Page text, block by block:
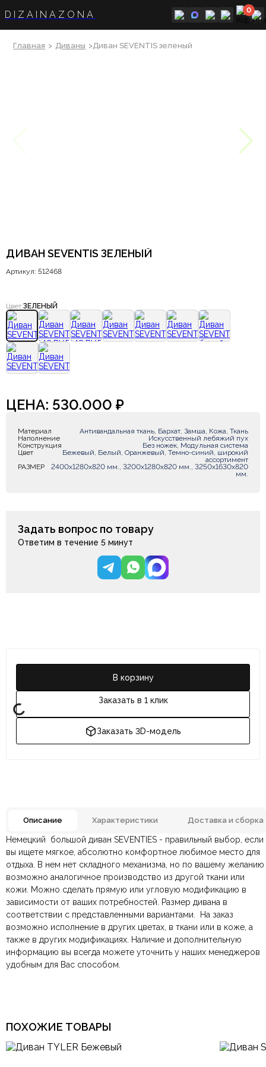
DIZAINAZONA 0
Главная > Диваны >Диван SEVENTIS зеленый
ДИВАН SEVENTIS ЗЕЛЕНЫЙ
Артикул: 512468
Цвет:ЗЕЛЕНЫЙ
В корзину
Заказать в 1 клик
Заказать 3D-модель
ЦЕНА: 530.000 ₽
Материал
Антивандальная ткань, Бархат, Замша, Кожа, Ткань
Наполнение
Искусственный лебяжий пух
Конструкция
Без ножек, Модульная система
Цвет
Бежевый, Белый, Оранжевый, Темно-синий, широкий
ассортимент
РАЗМЕР
2400x1280x820 мм., 3200x1280x820 мм., 3250x1630x820
мм.
Задать вопрос по товару
Ответим в течение 5 минут
Описание Характеристики Доставка и сборка
Немецкий большой диван SEVENTIES - правильный выбор, если
вы ищете мягкое, абсолютно комфортное любимое место для
отдыха.
В нем нет складного механизма, но по вашему желанию
возможно аналогичное производство из другой ткани или
кожи. Можно сделать прямую или угловую модификацию в
зависимости от ваших потребностей. Размер дивана в
соответствии с представленными вариантами.
На заказ
возможно исполнение в других цветах, в ткани или в коже, а
также в других модификациях. Наличие и дополнительную
информацию вы всегда можете уточнить у наших менеджеров
удобным для Вас способом.
Материал
Антивандальная ткань,
Бархат, Замша, Кожа,
Наполнение
Искусственный лебяжий
пух
Конструкция
Без ножек, Модульная
Цвет
Бежевый, Белый,
Оранжевый, Темно-синий,
Количество мест
Большие, П-образные,
По всей России:отправляем через транспортную
компаниюСДЭК. Срок доставки —до 7 дней.
По Москве и Санкт-Петербургу:быстрая
Яндекс.Доставка— доставка в день заказа.
Оплата в салоне-магазине— наличными или картой
при самовывозе.
Безналичная оплата по счёту
— для юридических и
физических лиц.
Онлайн оплата картой— быстрая и безопасная через
сайт.
Отзывов ещё нет. Напишите первым.
Заголовок вашего отзыва
Ваше имя
ПОХОЖИЕ ТОВАРЫ